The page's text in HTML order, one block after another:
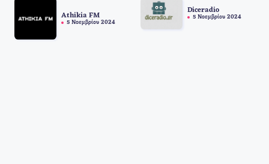
Athikia FM
5 Νοεμβρίου 2024
Diceradio
5 Νοεμβρίου 2024